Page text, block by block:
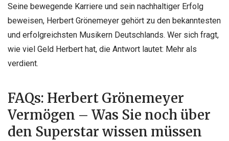
Seine bewegende Karriere und sein nachhaltiger Erfolg
beweisen, Herbert Grönemeyer gehört zu den bekanntesten
und erfolgreichsten Musikern Deutschlands. Wer sich fragt,
wie viel Geld Herbert hat, die Antwort lautet: Mehr als
verdient.
FAQs: Herbert Grönemeyer
Vermögen – Was Sie noch über
den Superstar wissen müssen